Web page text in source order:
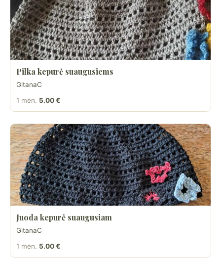
Pilka kepurė suaugusiems
GitanaC
1 mėn. 5.00 €
Juoda kepurė suaugusiam
GitanaC
1 mėn. 5.00 €